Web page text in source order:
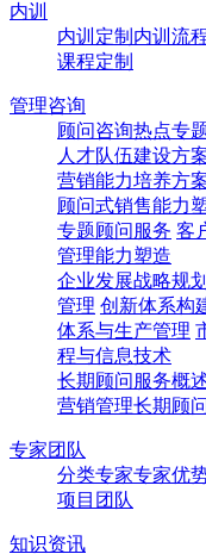
内训
内训定制 内训流
课程定制
管理咨询
顾问咨询热点专
人才队伍建设方
营销能力培养方
顾问式销售能力
专题顾问服务 客
管理能力塑造
企业发展战略规划
管理 创新体系构
体系与生产管理
程与信息技术
长期顾问服务概
营销管理长期顾问
专家团队
分类专家专家优
项目团队
知识资讯